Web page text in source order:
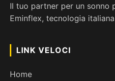
Il tuo partner per un sonno
Eminflex, tecnologia
LINK VELOCI
Home